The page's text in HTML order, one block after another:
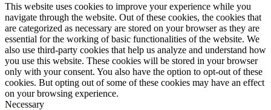
This website uses cookies to improve your experience while you
navigate through the website. Out of these cookies, the cookies that
are categorized as necessary are stored on your browser as they are
essential for the working of basic functionalities of the website. We
also use third-party cookies that help us analyze and understand how
you use this website. These cookies will be stored in your browser
only with your consent. You also have the option to opt-out of these
cookies. But opting out of some of these cookies may have an effect
on your browsing experience.
Necessary